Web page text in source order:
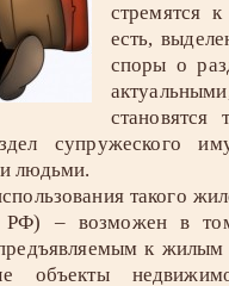
стремятся
есть,
споры о
супружеского
людьми.
такого
– возможен в том
к
объекты